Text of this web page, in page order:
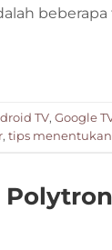
TV, Google
, tips